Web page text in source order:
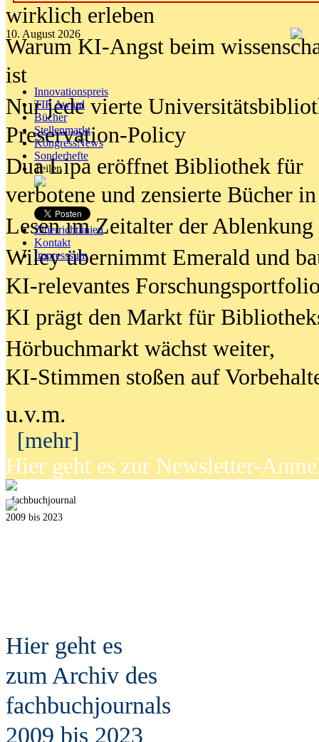
10. August 2026
Innovationspreis
TIP Award
Bücher
Stellenmarkt
KongressNews
Sonderhefte
Teilen
Zitierrichtlinien
Kontakt
Impresssum
wirklich erleben
Warum KI-Angst beim
ist
Nur jede vierte
Preservation-Policy
Dua Lipa eröffnet Bibliothek für
verbotene und zensierte Bücher
Lesen im Zeitalter der Ablenkung
Wiley übernimmt Emerald und
KI-relevantes
KI prägt den Markt für
Hörbuchmarkt wächst weiter,
KI-Stimmen stoßen auf
u.v.m.
[mehr]
Hier geht es zur Newsletter-
fachbuchjournal
2009 bis 2023
Hier geht es
zum Archiv des
fachbuchjournals
2009 bis 2023